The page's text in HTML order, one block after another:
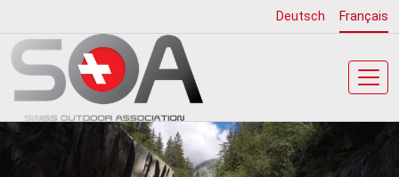
au
contenu
principal
Deutsch Français